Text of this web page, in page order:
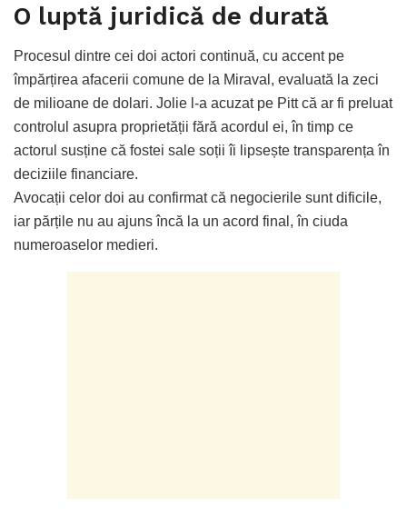
O luptă juridică de durată
Procesul dintre cei doi actori continuă, cu accent pe
împărțirea afacerii comune de la Miraval, evaluată la zeci
de milioane de dolari. Jolie l-a acuzat pe Pitt că ar fi preluat
controlul asupra proprietății fără acordul ei, în timp ce
actorul susține că fostei sale soții îi lipsește transparența în
deciziile financiare.
Avocații celor doi au confirmat că negocierile sunt dificile,
iar părțile nu au ajuns încă la un acord final, în ciuda
numeroaselor medieri.